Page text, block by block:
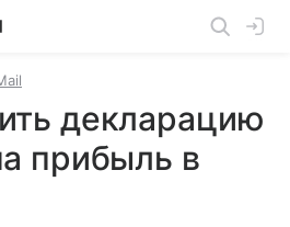
декларацию
прибыль в